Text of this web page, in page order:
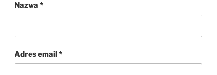
Nazwa *
Adres email*